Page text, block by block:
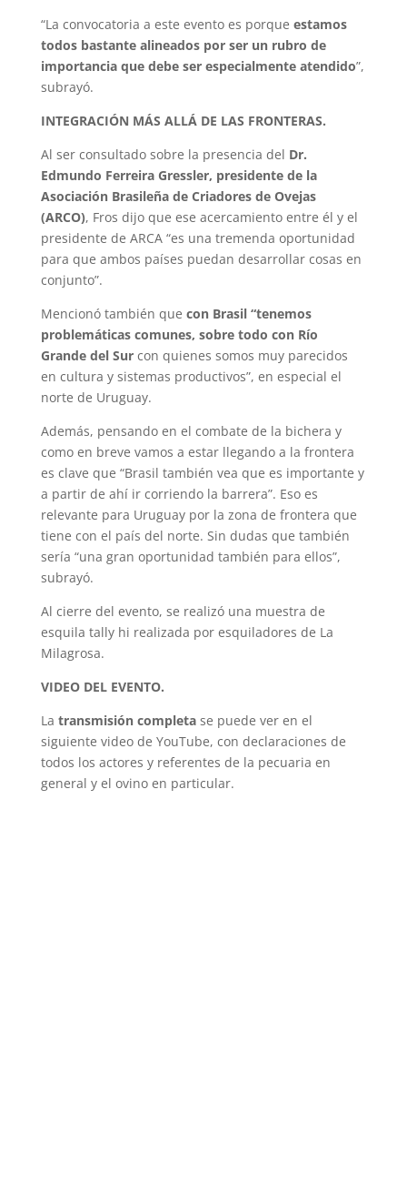
“La convocatoria a este evento es porque estamos
todos bastante alineados por ser un rubro de
importancia que debe ser especialmente atendido”,
subrayó.
INTEGRACIÓN MÁS ALLÁ DE LAS FRONTERAS.
Al ser consultado sobre la presencia del Dr.
Edmundo Ferreira Gressler, presidente de la
Asociación Brasileña de Criadores de Ovejas
(ARCO), Fros dijo que ese acercamiento entre él y el
presidente de ARCA “es una tremenda oportunidad
para que ambos países puedan desarrollar cosas en
conjunto”.
Mencionó también que con Brasil “tenemos
problemáticas comunes, sobre todo con Río
Grande del Surcon quienes somos muy parecidos
en cultura y sistemas productivos”, en especial el
norte de Uruguay.
Además, pensando en el combate de la bichera y
como en breve vamos a estar llegando a la frontera
es clave que “Brasil también vea que es importante y
a partir de ahí ir corriendo la barrera”. Eso es
relevante para Uruguay por la zona de frontera que
tiene con el país del norte. Sin dudas que también
sería “una gran oportunidad también para ellos”,
subrayó.
Al cierre del evento, se realizó una muestra de
esquila tally hi realizada por esquiladores de La
Milagrosa.
VIDEO DEL EVENTO.
La transmisión completase puede ver en el
siguiente video de YouTube, con declaraciones de
todos los actores y referentes de la pecuaria en
general y el ovino en particular.